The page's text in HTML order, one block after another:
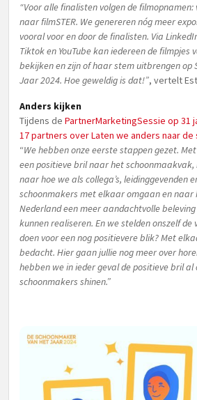
“Voor alle finalisten volgen de filmopnamen:
naar filmSTER. We genereren nóg meer
vooral voor en door de finalisten. Via
Tiktok en YouTube kan iedereen de filmpjes
bekijken en zijn of haar stem uitbrengen op
Jaar 2024. Hoe geweldig is dat!”, vertelt
Anders kijken
Tijdens de PartnerMarketingSessie op 31
17 partners over Laten we anders naar de
“We hebben onze eerste stappen gezet.
een positieve bril naar het
naar hoe we als collega’s, leidinggevenden
schoonmakers met elkaar omgaan en naar
Nederland een meer aandachtvolle
kunnen realiseren. En we stelden onszelf
doen voor een nog positievere blik? Met
bedacht. Hier gaan jullie nog meer over
hebben we in ieder geval de positieve bril
schoonmakers shinen.”